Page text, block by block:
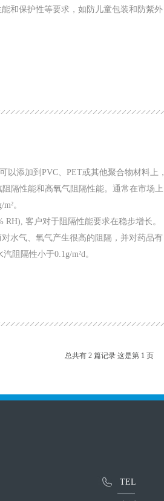
和保护性等要求，如防儿童包装和防紫外
添加到PVC、PET或其他聚合物材料上，
隔性能和高氧气阻隔性能。通常在市场上
。
客户对于阻隔性能要求在稳步增长。
水气、氧气产生很高的阻隔，并对药品有
阻隔性小于0.1g/m²d。
总共有 2 篇记录 这是第 1 页
TEL